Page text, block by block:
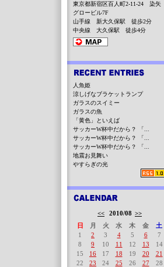
東京都新宿区百人町2-11-24 染矢
グロービル7F
山手線 新大久保駅 徒歩2分
中央線 大久保駅 徒歩4分
人魚姫
涼しげなブラケットランプ
ガラスのスイミー
ガラスの魚
「黄色」といえば
サッカーW杯中だから？ 「...
サッカーW杯中だから？ 「...
サッカーW杯中だから？ 「...
地震お見舞い
やすらぎの光
<< 2010/08 >>
日
月 火 水 木 金
土
1
2 3 4 5 6
7
8
9 10 11 12 13
14
15
16 17 18 19 20
21
22
23 24 25 26 27
28